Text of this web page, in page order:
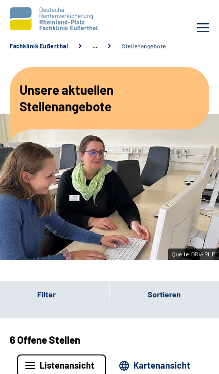
Unsere Angebote
Karriere
Beratungsstellen &
Zuweisende
Suche
Leichte Sprache
Gebärdensprache
Fachklinik Eußerthal … Stellenangebote
Unsere aktuellen
Stellenangebote
Quelle:DRV-RLP
Filter Sortieren
6 Offene Stellen
Listenansicht Kartenansicht